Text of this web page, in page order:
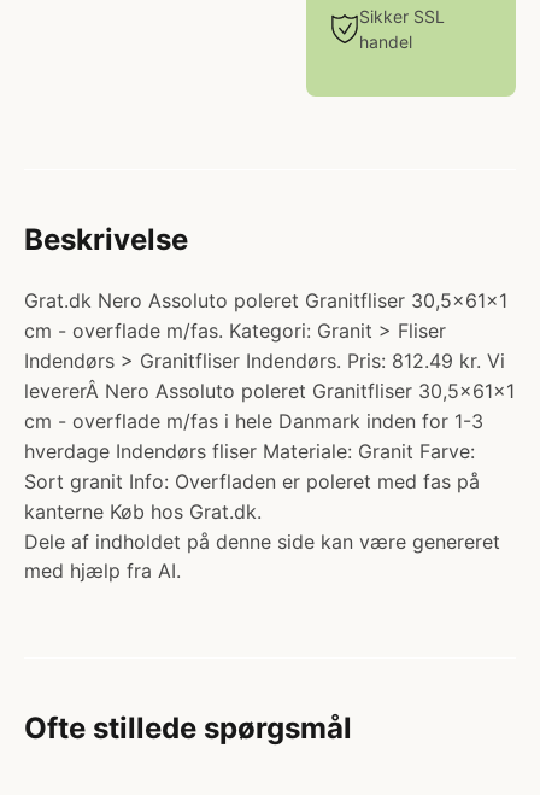
Sikker SSL
handel
Beskrivelse
Grat.dk Nero Assoluto poleret Granitfliser 30,5x61x1
cm - overflade m/fas. Kategori: Granit > Fliser
Indendørs > Granitfliser Indendørs. Pris: 812.49 kr. Vi
levererÂ Nero Assoluto poleret Granitfliser 30,5x61x1
cm - overflade m/fas i hele Danmark inden for 1-3
hverdage Indendørs fliser Materiale: Granit Farve:
Sort granit Info: Overfladen er poleret med fas på
kanterne Køb hos Grat.dk.
Dele af indholdet på denne side kan være genereret
med hjælp fra AI.
Ofte stillede spørgsmål